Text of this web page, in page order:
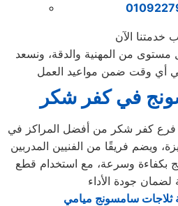
من المهنية والدقة، ونسعد
في كفر شكر
فرع كفر شكر من أفضل المراكز في
ويضم فريقًا من الفنيين المدربين
بكفاءة وسرعة، مع استخدام قطع
ثلاجات سامسونج ميامي